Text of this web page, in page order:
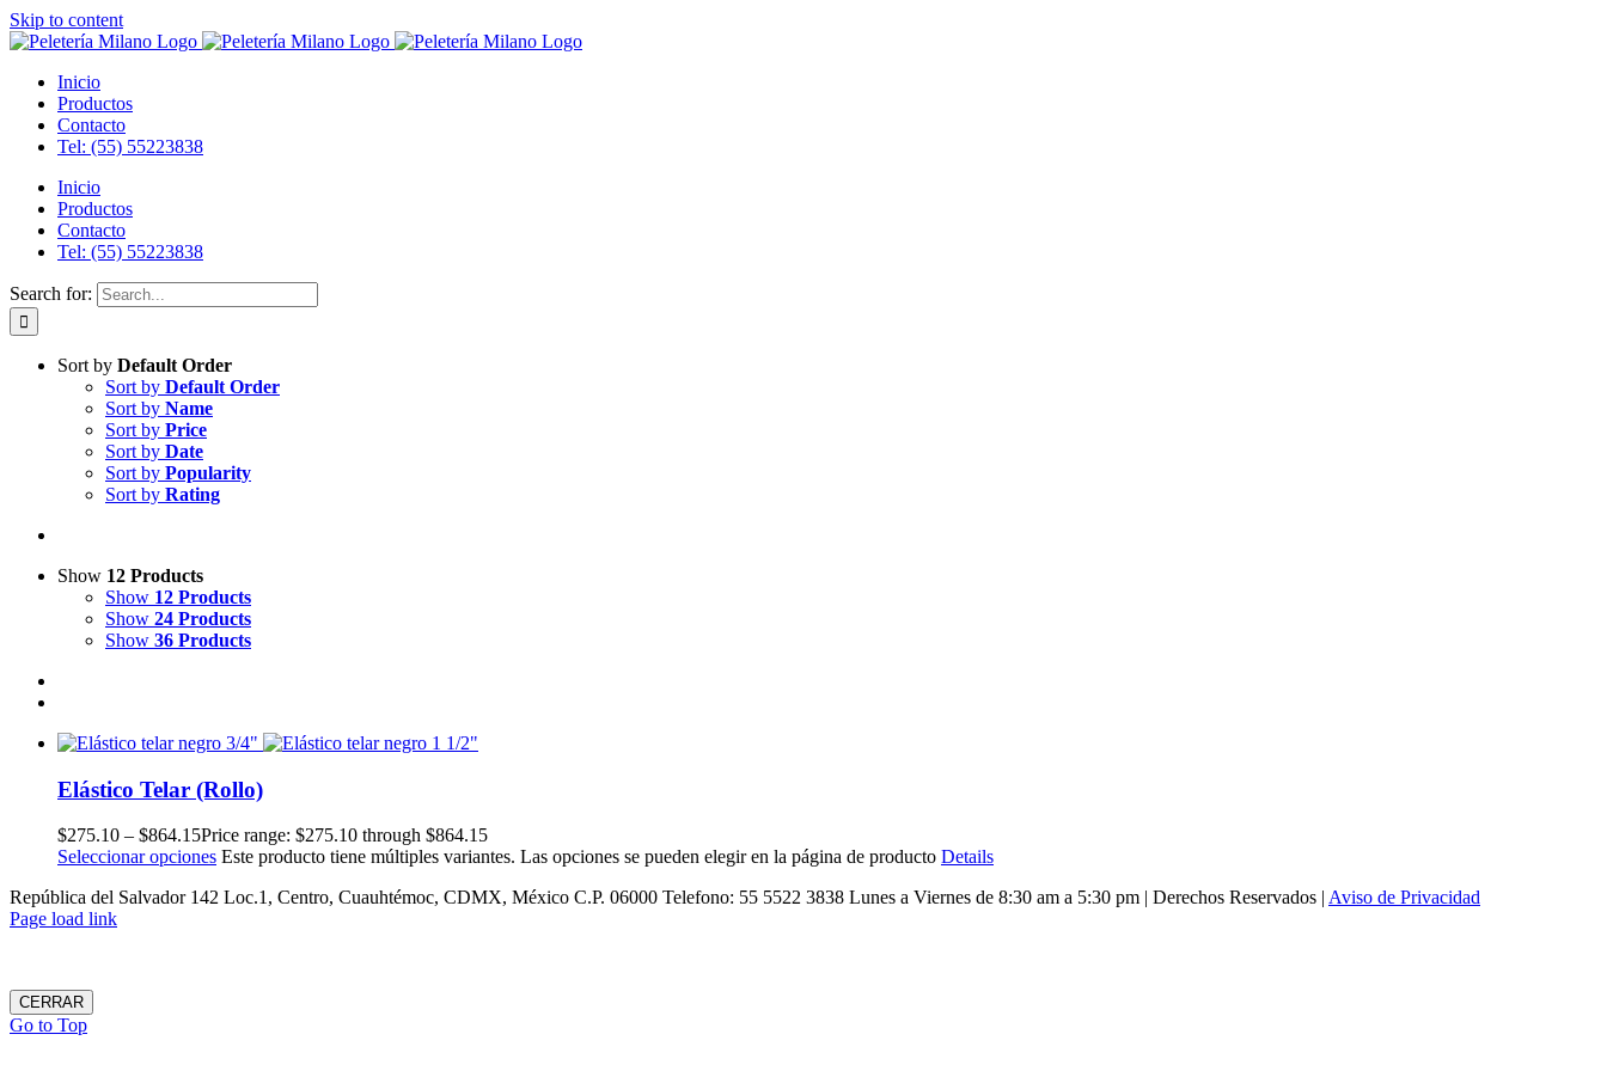
Skip to content
Inicio
Productos
Contacto
Tel: (55) 55223838
Inicio
Productos
Contacto
Tel: (55) 55223838
Search for:
Sort by Default Order
Sort by Default Order
Sort by Name
Sort by Price
Sort by Date
Sort by Popularity
Sort by Rating
Show 12 Products
Show 12 Products
Show 24 Products
Show 36 Products
Elástico Telar (Rollo)
$275.10 – $864.15Price range: $275.10 through $864.15
Seleccionar opciones Este producto tiene múltiples variantes. Las opciones se pueden elegir en la página de producto Details
República del Salvador 142 Loc.1, Centro, Cuauhtémoc, CDMX, México C.P. 06000 Telefono: 55 5522 3838 Lunes a Viernes de 8:30 am a 5:30 pm | Derechos Reservados | Aviso de Privacidad
Page load link
CERRAR
Go to Top